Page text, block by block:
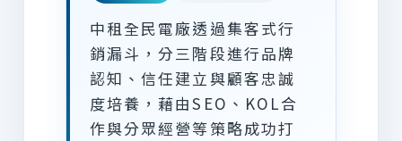
中租全民電廠透過集客式行
銷漏斗，分三階段進行品牌
認知、信任建立與顧客忠誠
度培養，藉由SEO、KOL合
作與分眾經營等策略成功打